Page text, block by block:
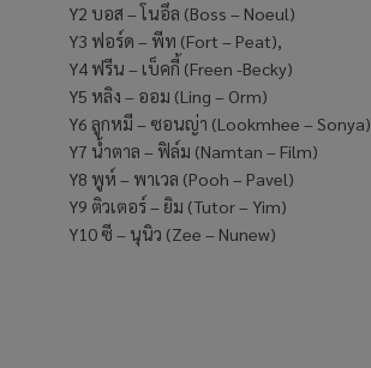
Y2 บอส – โนอึล (Boss – Noeul)
Y3 ฟอร์ด – พีท (Fort – Peat),
Y4 ฟรีน – เบ็คกี้ (Freen -Becky)
Y5 หลิง – ออม (Ling – Orm)
Y6 ลูกหมี – ซอนญ่า (Lookmhee – Sonya)
Y7 น้ำตาล – ฟิล์ม (Namtan – Film)
Y8 พูห์ – พาเวล (Pooh – Pavel)
Y9 ติวเตอร์ – ยิม (Tutor – Yim)
Y10 ซี – นุนิว (Zee – Nunew)